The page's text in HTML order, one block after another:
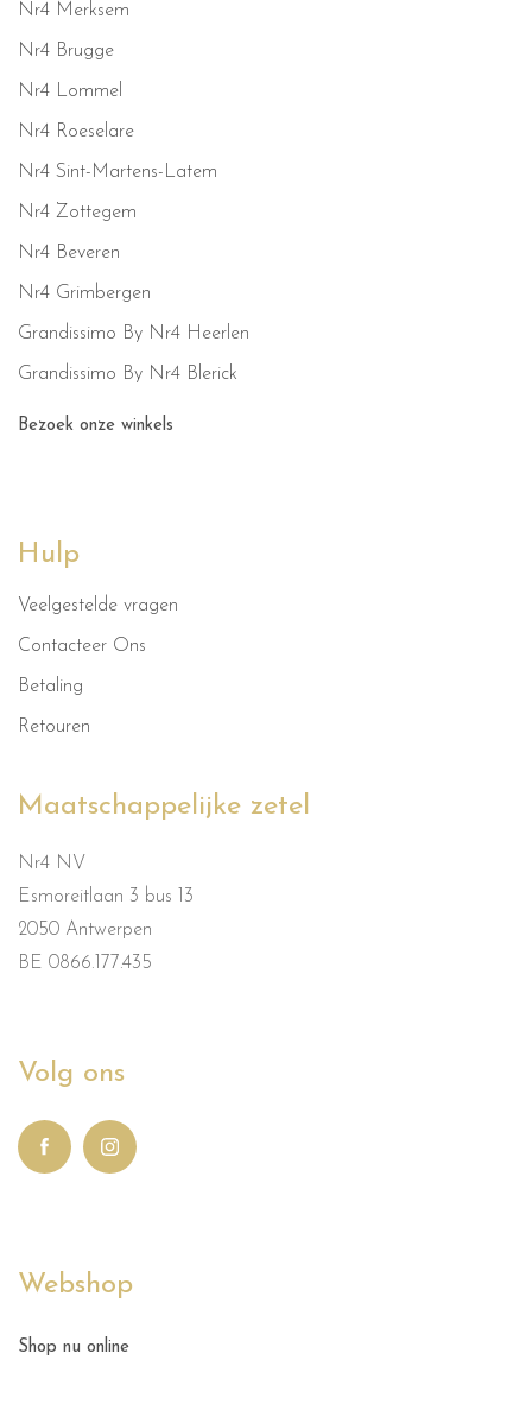
Nr4 Merksem
Nr4 Brugge
Nr4 Lommel
Nr4 Roeselare
Nr4 Sint-Martens-Latem
Nr4 Zottegem
Nr4 Beveren
Nr4 Grimbergen
Grandissimo By Nr4 Heerlen
Grandissimo By Nr4 Blerick
Bezoek onze winkels
Hulp
Veelgestelde vragen
Contacteer Ons
Betaling
Retouren
Maatschappelijke zetel
Nr4 NV
Esmoreitlaan 3 bus 13
2050 Antwerpen
BE 0866.177.435
Volg ons
Webshop
Shop nu online